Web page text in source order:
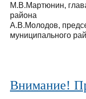
М.В.Мартюнин,
района
А.В.Молодов,
муниципального
Внимание!